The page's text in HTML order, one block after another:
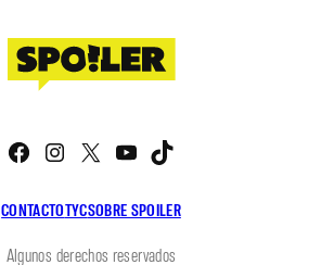
CONTACTOTYCSOBRE SPOILER
Facebook
Instagram
X YouTube
Algunos derechos reservados